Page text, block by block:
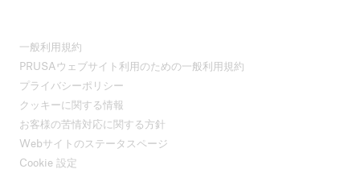
一般利用規約
PRUSAウェブサイト利用のための一般利用規約
プライバシーポリシー
クッキーに関する情報
お客様の苦情対応に関する方針
Webサイトのステータスページ
Cookie 設定